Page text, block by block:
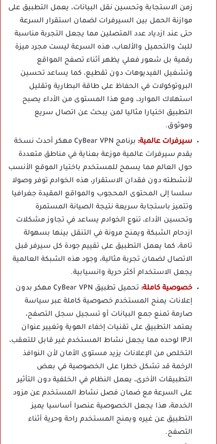
زمن الاستجابة وتحسين نقل البيانات، يعمل التطبيق على
موازنة الحمل بين السيرفرات لضمان استقرار السرعة
حتى عند ازدياد عدد المتصلين مما يجعل التجربة مناسبة
للبث والتحميل والألعاب، هذه السرعة ليست مجرد ميزة
رقمية بل شعور فعلي يظهر أثناء تصفح المواقع
وتشغيل الفيديوهات دون تقطيع، كما يساعد تحسين
البروتوكولات في الحفاظ على طاقة البطارية وتقليل
استهلاك الموارد، ومع هذا المستوى من الأداء يصبح
التطبيق اختيارا مثاليا لمن يبحث عن اتصال سريع
وموثوق.
سيرفرات عالمية:
برنامج CyBear VPN مهكر أحدث نسخة
يقدم سيرفرات عالمية موزعة بعناية في مناطق متعددة
حول العالم مما يسمح للمستخدم باختيار الموقع الأنسب
لأنشطته دون فقدان الاستقرار، هذه الخوادم توفر وصولا
سلسا إلى المحتوى المحجوب والمواقع المقيدة جغرافيا
وتتميز باستجابة سريعة نتيجة الصيانة المستمرة
وتحسين الأداء، تنوع الخوادم يساعد في تجاوز مشكلات
ازدحام الشبكة ويمنح مرونة في التنقل بينها بسهولة
تامة، كما يعمل التطبيق على تقييم جودة كل سيرفر قبل
الاتصال لضمان تجربة مثالية، وجود هذه الشبكة العالمية
يجعل الاستخدام أكثر حرية وانسيابية.
خصوصية كاملة:
تحميل تطبيق CyBear VPN مهكر بدون
إعلانات يمنح المستخدم خصوصية كاملة عبر سياسة
صارمة تمنع جمع البيانات أو تسجيل سجل التصفح،
يعتمد التطبيق على تقنيات إخفاء الهوية وتغيير عنوان
الـIP لوحده مما يجعل نشاط المستخدم غير قابل للتعقب،
التخلص من الإعلانات يزيد مستوى الأمان لأن النوافذ
الرخمة قد تشكل خطرا على الخصوصية في بعض
التطبيقات الأخرى، يعمل النظام في الخلفية دون التأثير
على السرعة مع ضمان فصل نشاط المستخدم عن مزود
الخدمة، هذا يجعل الخصوصية عنصرا أساسيا يميز
التطبيق عن غيره ويمنح المستخدم راحة وحرية أثناء
التصفح.